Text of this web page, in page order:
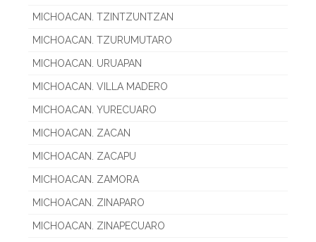
MICHOACAN. TZINTZUNTZAN
MICHOACAN. TZURUMUTARO
MICHOACAN. URUAPAN
MICHOACAN. VILLA MADERO
MICHOACAN. YURECUARO
MICHOACAN. ZACAN
MICHOACAN. ZACAPU
MICHOACAN. ZAMORA
MICHOACAN. ZINAPARO
MICHOACAN. ZINAPECUARO